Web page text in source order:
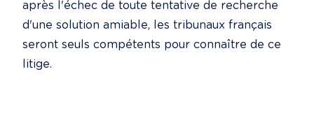
après l'échec de toute tentative de recherche
d'une solution amiable, les tribunaux français
seront seuls compétents pour connaître de ce
litige.